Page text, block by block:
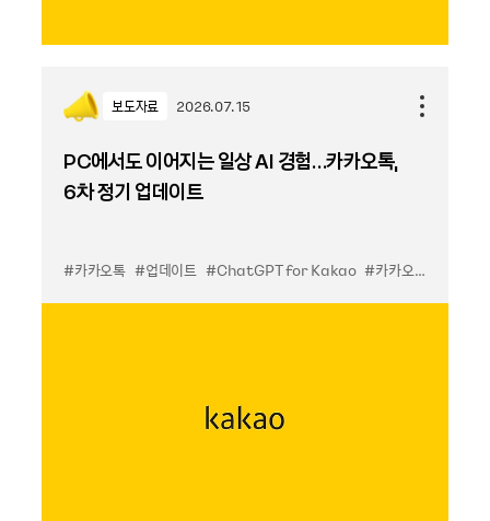
보도자료 2026.07.15
PC에서도 이어지는 일상 AI 경험…카카오톡,
6차 정기 업데이트
#카카오톡 #업데이트 #ChatGPT for Kakao #카카오톡PC